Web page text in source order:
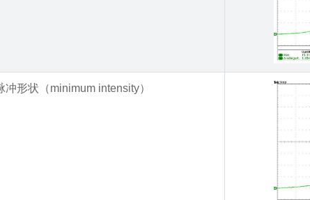
冲形状（minimum intensity）